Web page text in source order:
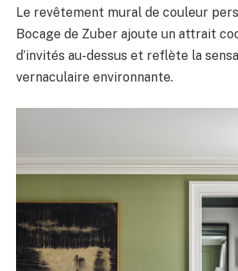
Le revêtement mural de couleur
Bocage de Zuber ajoute un attrait
d’invités au-dessus et reflète la
vernaculaire environnante.